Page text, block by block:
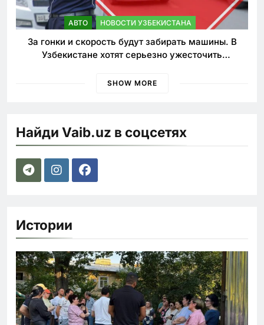
АВТО НОВОСТИ УЗБЕКИСТАНА
За гонки и скорость будут забирать машины. В
Узбекистане хотят серьезно ужесточить
SHOW MORE
Найди Vaib.uz в соцсетях
Истории